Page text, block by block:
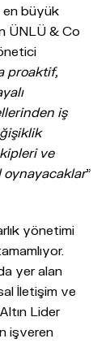
en büyük
ÜNLÜ & Co
proaktif,
iş
ve
”
yönetimi
yer alan
İletişim ve
Lider
işveren